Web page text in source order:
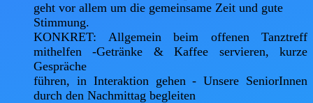
geht vor allem um die gemeinsame Zeit und gute
Stimmung.
KONKRET: Allgemein beim offenen Tanztreff
mithelfen -Getränke & Kaffee servieren, kurze
Gespräche
führen, in Interaktion gehen - Unsere SeniorInnen
durch den Nachmittag begleiten